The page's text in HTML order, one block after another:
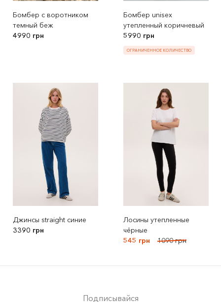
Бомбер с воротником
темный беж
4990 грн
Бомбер unisex
утепленный коричневый
5990 грн
ОГРАНИЧЕННОЕ КОЛИЧЕСТВО
Джинсы straight синие
3390 грн
Лосины утепленные
чёрные
545 грн
1090 грн
Подписывайся